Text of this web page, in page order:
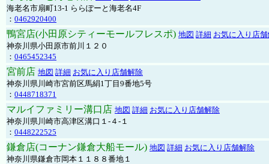
海老名市扇町13-1 ららぽーと海老名4F
： 0462920400
鴨宮店(小田原シティーモールフレスポ) 地図 詳細 お気に入り店
神奈川県小田原市前川１２０
： 0465452345
宮前店 地図 詳細 お気に入り店舗解除
神奈川県川崎市宮前区馬絹1丁目9番地5号
： 0448718371
マルイファミリー溝口店 地図 詳細 お気に入り店舗解除
神奈川県川崎市高津区溝口１-４-１
： 0448222525
鎌倉店(コーナン鎌倉大船モール) 地図 詳細 お気に入り店舗解除
神奈川県鎌倉市岡本１１８８番地１